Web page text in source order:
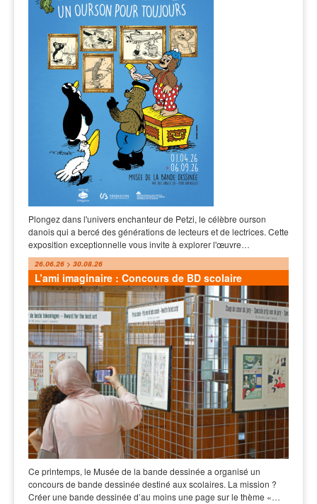
Plongez dans l'univers enchanteur de Petzi, le célèbre ourson
danois qui a bercé des générations de lecteurs et de lectrices. Cette
exposition exceptionnelle vous invite à explorer l'œuvre…
26.06.26 > 30.08.26
L’ami imaginaire : Concours de BD scolaire
Ce printemps, le Musée de la bande dessinée a organisé un
concours de bande dessinée destiné aux scolaires. La mission ?
Créer une bande dessinée d’au moins une page sur le thème «…